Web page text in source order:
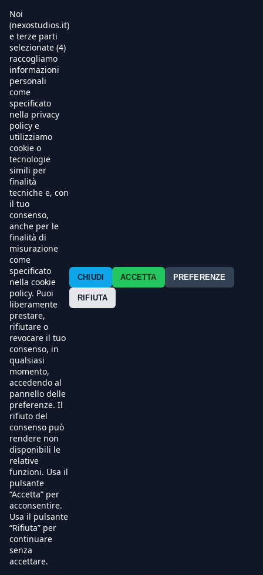
Contatti
Noi
(nexostudios.it)
e terze parti
selezionate (4)
raccogliamo
informazioni
personali
come
specificato
nella privacy
policy e
utilizziamo
cookie o
tecnologie
simili per
finalità
tecniche e, con
il tuo
consenso,
anche per le
finalità di
misurazione
come
specificato
nella cookie
policy. Puoi
liberamente
prestare,
rifiutare o
revocare il tuo
consenso, in
qualsiasi
momento,
accedendo al
pannello delle
preferenze. Il
rifiuto del
consenso può
rendere non
disponibili le
relative
funzioni. Usa il
pulsante
“Accetta” per
acconsentire.
Usa il pulsante
“Rifiuta” per
continuare
senza
accettare.
CHIUDI ACCETTA PREFERENZE
RIFIUTA